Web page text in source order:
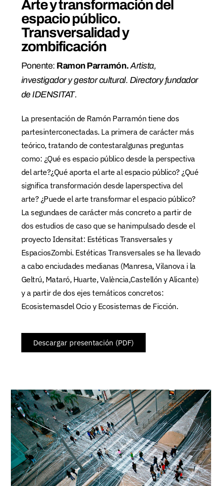
Arte y transformación del
espacio público.
Transversalidad y
zombificación
Ponente: Ramon Parramón. Artista,
investigador y gestor cultural. Directory fundador
de IDENSITAT.
La presentación de Ramón Parramón tiene dos
partesinterconectadas. La primera de carácter más
teórico, tratando de contestaralgunas preguntas
como: ¿Qué es espacio público desde la perspectiva
del arte?¿Qué aporta el arte al espacio público? ¿Qué
significa transformación desde laperspectiva del
arte? ¿Puede el arte transformar el espacio público?
La segundaes de carácter más concreto a partir de
dos estudios de caso que se hanimpulsado desde el
proyecto Idensitat: Estéticas Transversales y
EspaciosZombi. Estéticas Transversales se ha llevado
a cabo enciudades medianas (Manresa, Vilanova i la
Geltrú, Mataró, Huarte, València,Castellón y Alicante)
y a partir de dos ejes temáticos concretos:
Ecosistemasdel Ocio y Ecosistemas de Ficción.
Descargar presentación (PDF)